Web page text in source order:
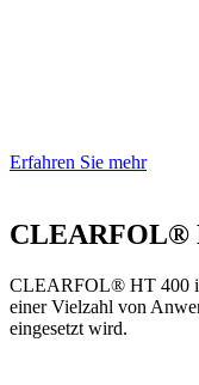
Erfahren Sie mehr
CLEARFOL®
CLEARFOL® HT 400
einer Vielzahl von
eingesetzt wird.